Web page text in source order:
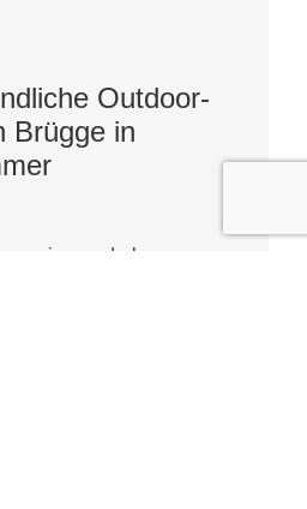
Outdoor-
Brügge in
ein wunderbares